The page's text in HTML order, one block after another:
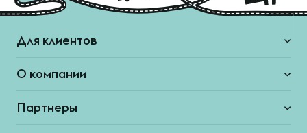
Для клиентов
О компании
Партнеры